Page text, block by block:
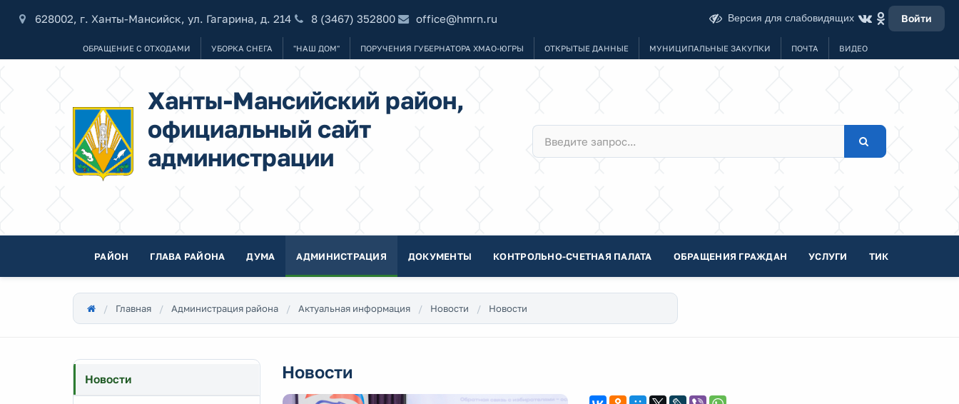
628002, г. Ханты-Мансийск, ул. Гагарина, д. 214 8 (3467) 352800 office@hmrn.ru Версия для слабовидящих Войти
ОБРАЩЕНИЕ С ОТХОДАМИ УБОРКА СНЕГА "НАШ ДОМ" ПОРУЧЕНИЯ ГУБЕРНАТОРА ХМАО-ЮГРЫ ОТКРЫТЫЕ ДАННЫЕ МУНИЦИПАЛЬНЫЕ ЗАКУПКИ ПОЧТА ВИДЕО
Ханты-Мансийский район,
официальный сайт
администрации
РАЙОН ГЛАВА РАЙОНА ДУМА АДМИНИСТРАЦИЯ ДОКУМЕНТЫ КОНТРОЛЬНО-СЧЕТНАЯ ПАЛАТА ОБРАЩЕНИЯ ГРАЖДАН УСЛУГИ ТИК
Главная Администрация района Актуальная информация Новости Новости
Новости Новости